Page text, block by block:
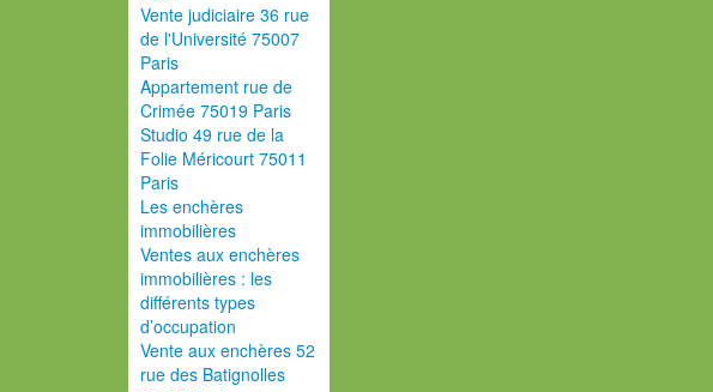
Vente judiciaire 36 rue
de l'Université 75007
Paris
Appartement rue de
Crimée 75019 Paris
Studio 49 rue de la
Folie Méricourt 75011
Paris
Les enchères
immobilières
Ventes aux enchères
immobilières : les
différents types
d’occupation
Vente aux enchères 52
rue des Batignolles